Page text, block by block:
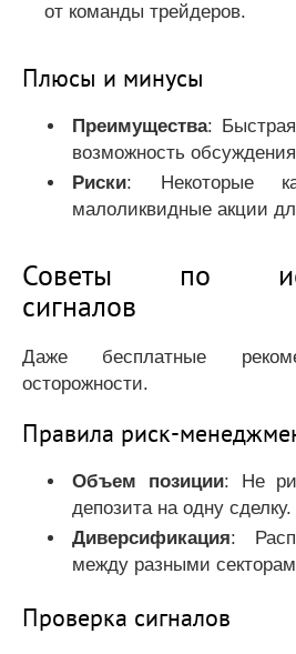
от команды трейдеров.
Плюсы и минусы
Преимущества: Быстрая
возможность
Риски: Некоторые
малоликвидные акции
Советы по
сигналов
Даже бесплатные
осторожности.
Правила риск-
Объем позиции: Не
депозита на одну сделку.
Диверсификация:
между разными
Проверка сигналов